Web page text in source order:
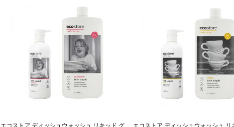
エコストア ディッシュウォッシュ リキッド グ
エコストア ディッシュウォッシュ リ